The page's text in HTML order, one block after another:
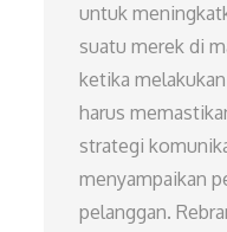
untuk
suatu merek di
ketika
harus
strategi
menyampaikan
pelanggan.